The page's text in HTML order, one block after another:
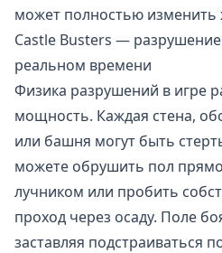
может полностью изменить
Castle Busters — разрушение
реальном времени
Физика разрушений в игре
мощность. Каждая стена,
или башня могут быть
можете обрушить пол
лучником или пробить
проход через осаду. Поле
заставляя подстраиваться